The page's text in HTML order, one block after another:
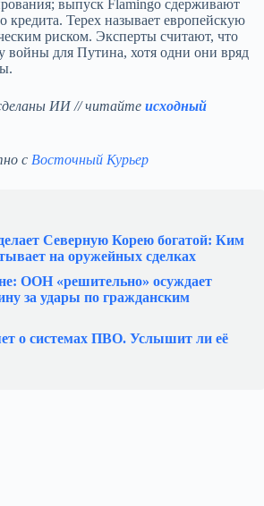
выпуск Flamingo сдерживают
кредита. Терех называет европейскую
риском. Эксперты считают, что
для Путина, хотя одни они вряд
ИИ // читайте исходный
с Восточный Курьер
Северную Корею богатой: Ким
на оружейных сделках
ООН «решительно» осуждает
за удары по гражданским
о системах ПВО. Услышит ли её